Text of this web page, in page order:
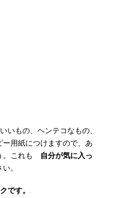
いもの、ヘンテコなもの、
用紙につけますので、あ
。これも
自分が気に入っ
。
です。